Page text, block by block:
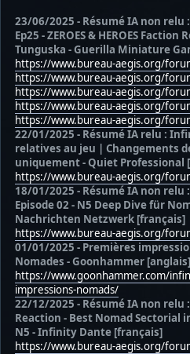
23/06/2025 - Résumé IA non relu
Ep25 - ZEROES & HEROES
Tunguska - Guerilla Miniature
https://www.bureau-aegis.org/
https://www.bureau-aegis.org/
https://www.bureau-aegis.org/
https://www.bureau-aegis.org/
https://www.bureau-aegis.org/
22/01/2025 - Résumé IA relu :
relatives au jeu | Changements
uniquement - Quiet Professional
https://www.bureau-aegis.org/
18/01/2025 - Résumé IA non
Episode 02 - N5 Deep Dive für
Nachrichten Netzwerk [français]
https://www.bureau-aegis.org/
01/01/2025 - Premières
Nomades - Goonhammer [anglais]
https://www.goonhammer.com/
impressions-nomads/
22/12/2025 - Résumé IA non relu
Reaction - Best Nomad Sectorial
N5 - Infinity Dante [français]
https://www.bureau-aegis.org/